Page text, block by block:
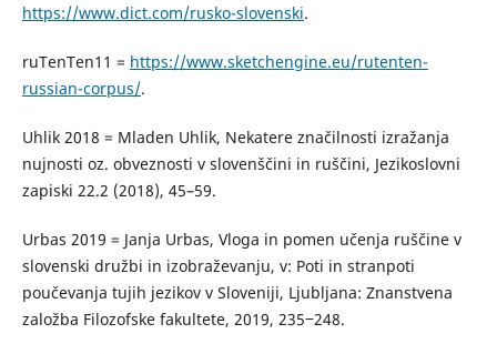
https://www.dict.com/rusko-slovenski.
ruTenTen11 = https://www.sketchengine.eu/rutenten-
russian-corpus/.
Uhlik 2018 = Mladen Uhlik, Nekatere značilnosti izražanja
nujnosti oz. obveznosti v slovenščini in ruščini, Jezikoslovni
zapiski 22.2 (2018), 45–59.
Urbas 2019 = Janja Urbas, Vloga in pomen učenja ruščine v
slovenski družbi in izobraževanju, v: Poti in stranpoti
poučevanja tujih jezikov v Sloveniji, Ljubljana: Znanstvena
založba Filozofske fakultete, 2019, 235‒248.